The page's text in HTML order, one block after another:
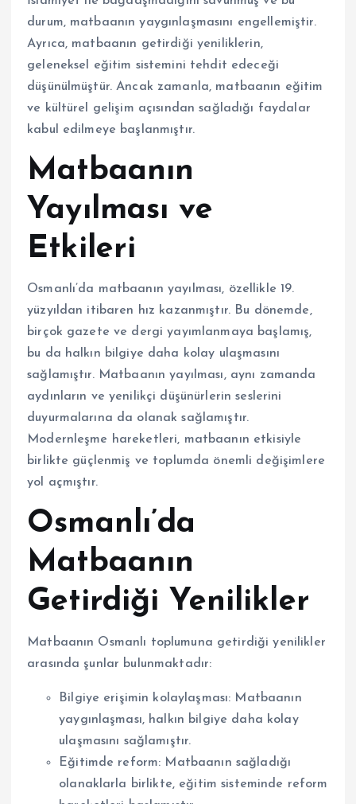
durum, matbaanın yaygınlaşmasını engellemiştir.
Ayrıca, matbaanın getirdiği yeniliklerin,
geleneksel eğitim sistemini tehdit edeceği
düşünülmüştür. Ancak zamanla, matbaanın eğitim
ve kültürel gelişim açısından sağladığı faydalar
kabul edilmeye başlanmıştır.
Matbaanın
Yayılması ve
Etkileri
Osmanlı’da matbaanın yayılması, özellikle 19.
yüzyıldan itibaren hız kazanmıştır. Bu dönemde,
birçok gazete ve dergi yayımlanmaya başlamış,
bu da halkın bilgiye daha kolay ulaşmasını
sağlamıştır. Matbaanın yayılması, aynı zamanda
aydınların ve yenilikçi düşünürlerin seslerini
duyurmalarına da olanak sağlamıştır.
Modernleşme hareketleri, matbaanın etkisiyle
birlikte güçlenmiş ve toplumda önemli değişimlere
yol açmıştır.
Osmanlı’da
Matbaanın
Getirdiği Yenilikler
Matbaanın Osmanlı toplumuna getirdiği yenilikler
arasında şunlar bulunmaktadır:
Bilgiye erişimin kolaylaşması: Matbaanın
yaygınlaşması, halkın bilgiye daha kolay
ulaşmasını sağlamıştır.
Eğitimde reform: Matbaanın sağladığı
olanaklarla birlikte, eğitim sisteminde reform